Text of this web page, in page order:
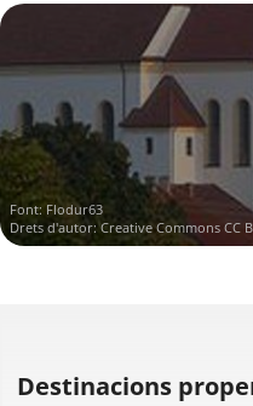
Font: Flodur63
Drets d'autor:Creative Commons CC
Destinacions